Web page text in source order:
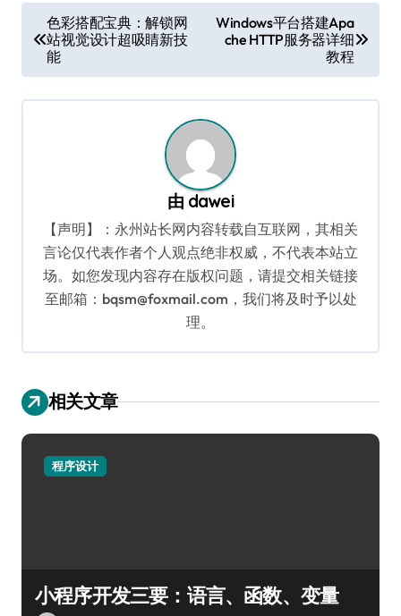
章
导
航
色彩搭配宝典：解锁网
站视觉设计超吸睛新技
能
Windows平台搭建Apa
che HTTP服务器详细
教程
由 dawei
【声明】：永州站长网内容转载自互联网，其相关
言论仅代表作者个人观点绝非权威，不代表本站立
场。如您发现内容存在版权问题，请提交相关链接
至邮箱：bqsm@foxmail.com，我们将及时予以处
理。
相关文章
程序设计
小程序开发三要：语言、函数、变量